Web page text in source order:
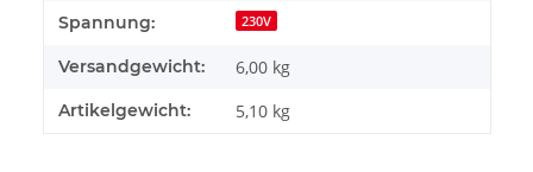
Spannung: 230V
Versandgewicht: 6,00 kg
Artikelgewicht: 5,10 kg